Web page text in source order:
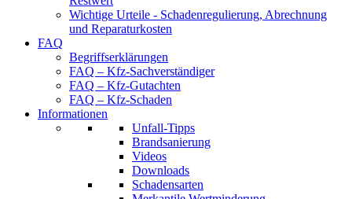
Wichtige Urteile - Schadenregulierung, Abrechnung
und Reparaturkosten
FAQ
Begriffserklärungen
FAQ – Kfz-Sachverständiger
FAQ – Kfz-Gutachten
FAQ – Kfz-Schaden
Informationen
Unfall-Tipps
Brandsanierung
Videos
Downloads
Schadensarten